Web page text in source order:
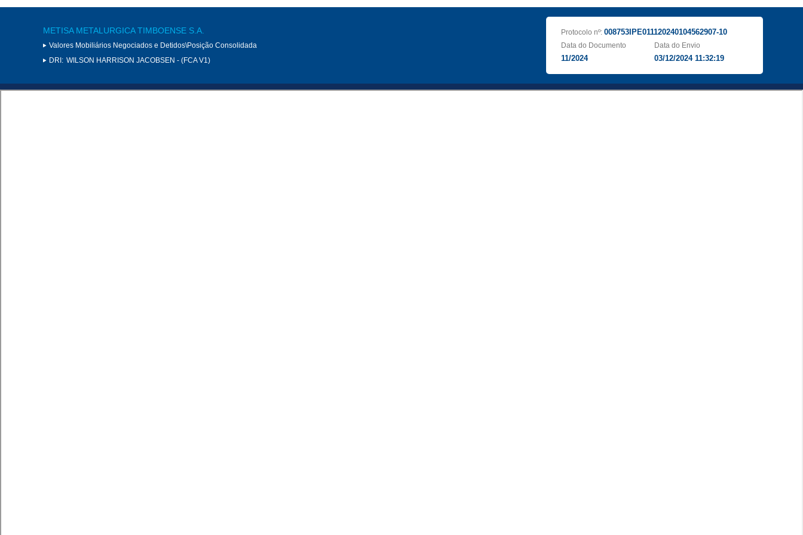
METISA METALURGICA TIMBOENSE S.A.
Valores Mobiliários Negociados e Detidos\Posição Consolidada
DRI: WILSON HARRISON JACOBSEN - (FCA V1)
Protocolo nº: 008753IPE011120240104562907-10
Data do Documento
11/2024
Data do Envio
03/12/2024 11:32:19